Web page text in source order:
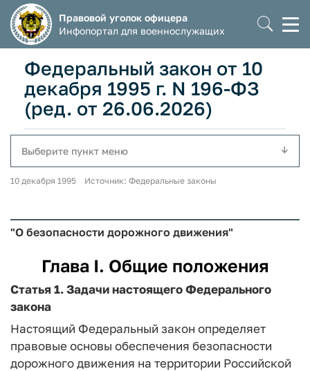
Правовой уголок офицера
Инфопортал для военнослужащих
Федеральный закон от 10
декабря 1995 г. N 196-ФЗ
(ред. от 26.06.2026)
Выберите пункт меню
10 декабря 1995 Источник: Федеральные законы
"О безопасности дорожного движения"
Глава I. Общие положения
Статья 1. Задачи настоящего Федерального
закона
Настоящий Федеральный закон определяет
правовые основы обеспечения безопасности
дорожного движения на территории Российской